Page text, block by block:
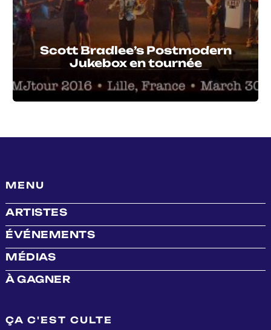
Scott Bradlee’s Postmodern
Jukebox en tournée
MENU
ARTISTES
ÉVÉNEMENTS
MÉDIAS
À GAGNER
ÇA C'EST CULTE